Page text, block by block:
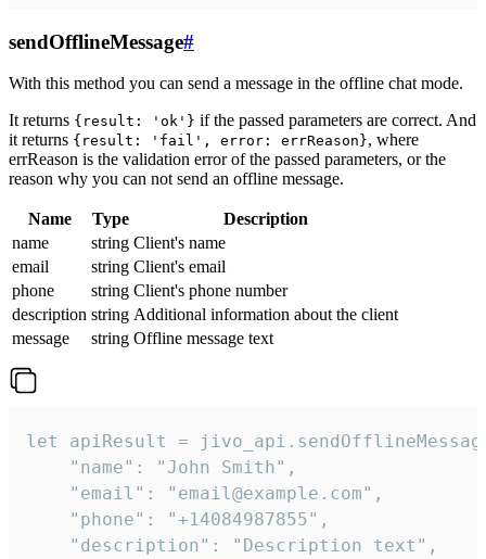
sendOfflineMessage#
With this method you can send a message in the offline chat mode.
It returns {result: 'ok'} if the passed parameters are correct. And
it returns {result: 'fail', error: errReason}, where
errReason is the validation error of the passed parameters, or the
reason why you can not send an offline message.
Name Type
Description
name
string Client's name
email
string Client's email
phone
string Client's phone number
description string Additional information about the client
message
string Offline message text
let apiResult =
    "name": "John Smith",
    "email": "email@example.com",
    "phone": "+14084987855",
    "description": "Description text",